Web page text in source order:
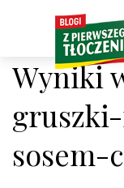
Wyniki
sosem-